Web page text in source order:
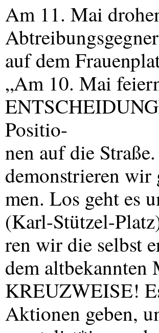
Am 11. Mai
auf dem
„Am 10. Mai
Positio-
nen auf die
demonstrieren wir
men. Los geht es
(Karl-Stützel-
ren wir die selbst
dem altbekannten
KREUZWEISE!
Aktionen geben,